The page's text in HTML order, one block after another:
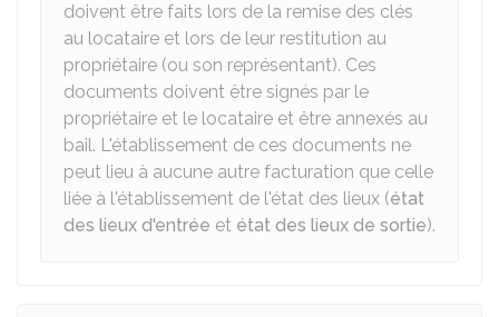
doivent être faits lors de la remise des clés
au locataire et lors de leur restitution au
propriétaire (ou son représentant). Ces
documents doivent être signés par le
propriétaire et le locataire et être annexés au
bail. L'établissement de ces documents ne
peut lieu à aucune autre facturation que celle
liée à l'établissement de l'état des lieux (état
des lieux d'entrée et état des lieux de sortie).